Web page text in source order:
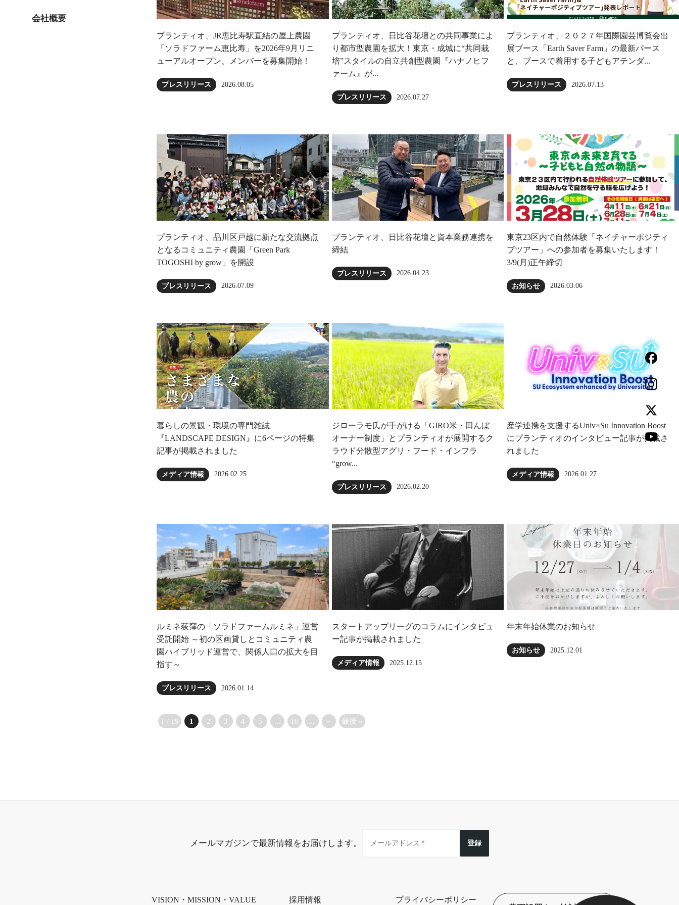
会社概要
プランティオ、JR恵比寿駅直結の屋上農園
「ソラドファーム恵比寿」を2026年9月リニ
ューアルオープン、メンバーを募集開始！
プレスリリース 2026.08.05
プランティオ、日比谷花壇との共同事業によ
り都市型農園を拡大！東京・成城に“共同栽
培”スタイルの自立共創型農園『ハナノヒフ
ァーム』が...
プレスリリース 2026.07.27
プランティオ、２０２７年国際園芸博覧会出
展ブース「Earth Saver Farm」の最新パース
と、ブースで着用する子どもアテンダ...
プレスリリース 2026.07.13
プランティオ、品川区戸越に新たな交流拠点
となるコミュニティ農園「Green Park
TOGOSHI by grow」を開設
プレスリリース 2026.07.09
プランティオ、日比谷花壇と資本業務連携を
締結
プレスリリース 2026.04.23
東京23区内で自然体験「ネイチャーポジティ
ブツアー」への参加者を募集いたします！
3/9(月)正午締切
お知らせ 2026.03.06
暮らしの景観・環境の専門雑誌
『LANDSCAPE DESIGN』に6ページの特集
記事が掲載されました
メディア情報 2026.02.25
ジローラモ⽒が⼿がける「GIRO⽶・田んぼ
オーナー制度」とプランティオが展開するク
ラウド分散型アグリ・フード・インフラ
“grow...
プレスリリース 2026.02.20
産学連携を支援するUniv×Su Innovation Boost
にプランティオのインタビュー記事が掲載さ
れました
メディア情報 2026.01.27
ルミネ荻窪の「ソラドファームルミネ」運営
受託開始 ～初の区画貸しとコミュニティ農
園ハイブリッド運営で、関係人口の拡大を目
指す～
プレスリリース 2026.01.14
スタートアップリーグのコラムにインタビュ
ー記事が掲載されました
メディア情報 2025.12.15
年末年始休業のお知らせ
お知らせ 2025.12.01
1 / 19 1 2 3 4 5 ... 10 ... » 最後 »
メールマガジンで最新情報をお届けします。 登録
VISION・MISSION・VALUE 採用情報 プライバシーポリシー